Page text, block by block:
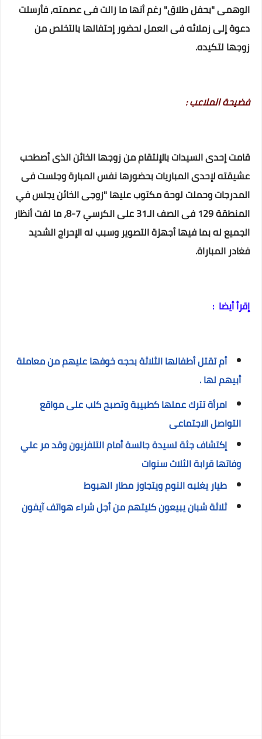
الوهمى "بحفل طلاق" رغم أنها ما زالت فى عصمته، فأرسلت
دعوة إلى زملائه فى العمل لحضور إحتفالها بالتخلص من
زوجها لتكيده.
فضيحة الملاعب :
قامت إحدى السيدات بالإنتقام من زوجها الخائن الذى أصطحب
عشيقته لإحدى المباريات بحضورها نفس المبارة وجلست فى
المدرجات وحملت لوحة مكتوب عليها "زوجى الخائن يجلس في
المنطقة 129 فى الصف الـ31 على الكرسي 7-8، ما لفت أنظار
الجميع له بما فيها أجهزة التصوير وسبب له الإحراج الشديد
فغادر المباراة.
إقرأ أيضا :
أم تقتل أطفالها الثلاثة بحجه خوفها عليهم من معاملة
أبيهم لها .
امرأة تترك عملها كطبيبة وتصبح كلب على مواقع
التواصل الاجتماعى
إكتشاف جثة لسيدة جالسة أمام التلفزيون وقد مر علي
وفاتها قرابة الثلاث سنوات
طيار يغلبه النوم ويتجاوز مطار الهبوط
ثلاثة شبان يبيعون كليتهم من أجل شراء هواتف آيفون